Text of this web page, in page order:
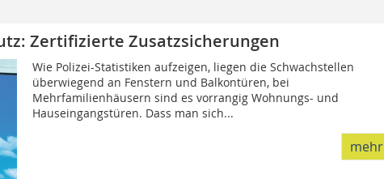
Zertifizierte Zusatzsicherungen
Wie Polizei-Statistiken aufzeigen, liegen die Schwachstellen
überwiegend an Fenstern und ­Balkontüren, bei
Mehrfamilienhäusern sind es vorrangig Wohnungs- und
Hauseingangstüren. Dass man sich...
mehr